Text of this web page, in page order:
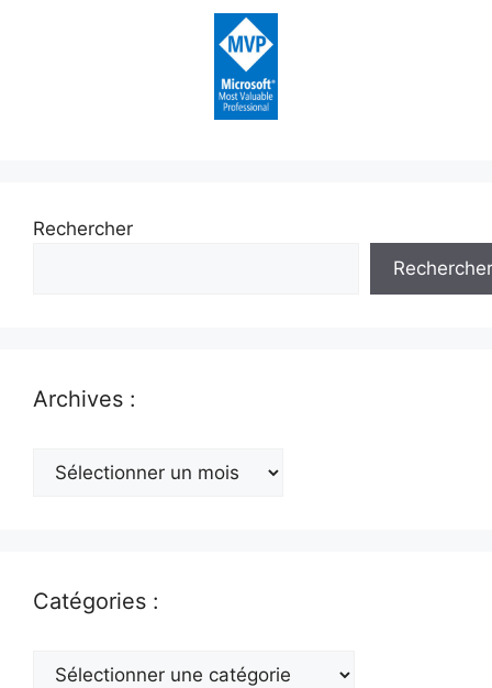
Rechercher
Rechercher
Archives :
Archives
Catégories :
Catégories